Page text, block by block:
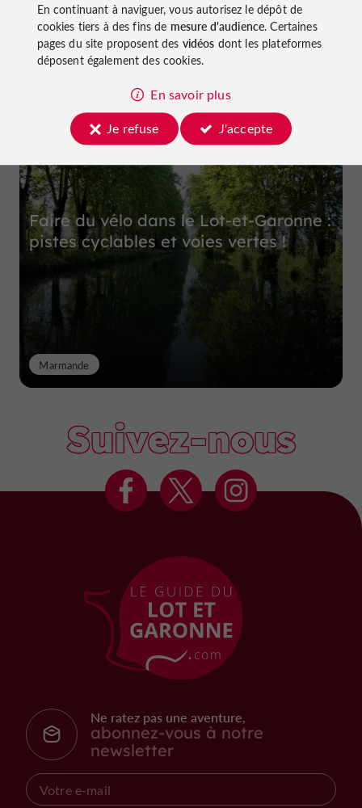
Top expériences
Faire du vélo dans le Lot-et-Garonne :
pistes cyclables et voies vertes !
Marmande
Suivez-nous
Ne ratez pas une aventure,
abonnez-vous à notre
newsletter
En continuant à naviguer, vous autorisez le dépôt de
cookies tiers à des fins de mesure d'audience. Certaines
pages du site proposent des vidéos dont les plateformes
déposent également des cookies.
En savoir plus
Je refuse
J'accepte